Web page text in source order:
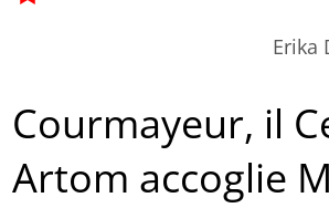
Erika
Courmayeur, il
Artom accoglie